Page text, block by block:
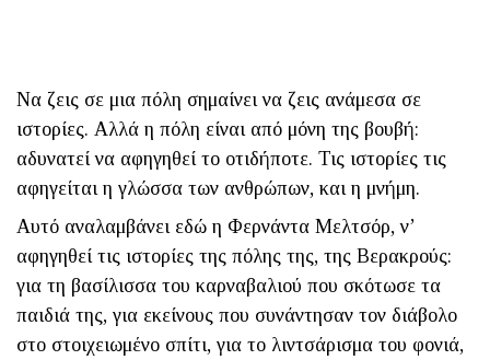
Να ζεις σε μια πόλη σημαίνει να ζεις ανάμεσα σε
ιστορίες. Αλλά η πόλη είναι από μόνη της βουβή:
αδυνατεί να αφηγηθεί το οτιδήποτε. Τις ιστορίες τις
αφηγείται η γλώσσα των ανθρώπων, και η μνήμη.
Αυτό αναλαμβάνει εδώ η Φερνάντα Μελτσόρ, ν’
αφηγηθεί τις ιστορίες της πόλης της, της Βερακρούς:
για τη βασίλισσα του καρναβαλιού που σκότωσε τα
παιδιά της, για εκείνους που ­συνάντησαν τον διάβολο
στο στοιχειωμένο σπίτι, για το λιντσάρισμα του φονιά,